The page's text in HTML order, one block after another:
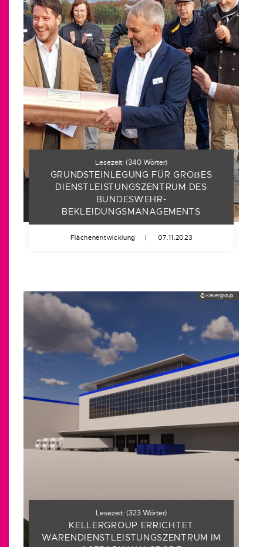
Lesezeit:(340Wörter)
GRUNDSTEINLEGUNG FÜR GROẞ ES
DIENSTLEISTUNGSZENTRUM DES
BUNDESWEHR-
BEKLEIDUNGSMANAGEMENTS
Flächenentwicklung 07.11.2023
© Kellergroup
Lesezeit:(323Wörter)
KELLERGROUP ERRICHTET
WARENDIENSTLEISTUNGSZENTRUM IM